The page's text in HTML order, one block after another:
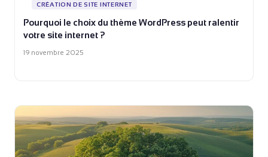
CRÉATION DE SITE INTERNET
Pourquoi le choix du thème WordPress peut ralentir
votre site internet ?
19 novembre 2025